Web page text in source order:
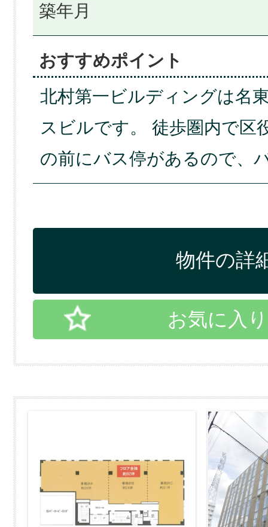
築年月
おすすめポイント
北村第一ビルディングは名
スビルです。 徒歩圏内で区
の前にバス停があるので、
物件の詳
お気に入